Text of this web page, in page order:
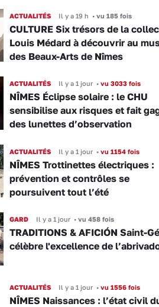
ACTUALITÉS Il y a 19 h •vu 185 fois
CULTURE Six trésors de la
Louis Médard à découvrir au
des Beaux-Arts de Nîmes
ACTUALITÉS Il y a 1 jour •vu 3033 fois
NÎMES Éclipse solaire : le CHU
sensibilise aux risques et fait
des lunettes d’observation
ACTUALITÉS Il y a 1 jour •vu 1154 fois
NÎMES Trottinettes électriques :
prévention et contrôles se
poursuivent tout l’été
GARD Il y a 1 jour •vu 458 fois
TRADITIONS & AFICIÓN Saint-
célèbre l'excellence de
ACTUALITÉS Il y a 1 jour •vu 1556 fois
NÎMES Naissances : l’état civil